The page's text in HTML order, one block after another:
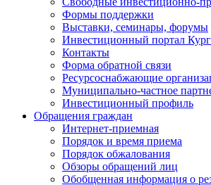
Формы поддержки
Выставки, семинары, форумы
Инвестиционный портал
Контакты
Форма обратной связи
Ресурсоснабжающие
Муниципально-частное
Инвестиционный профиль
Обращения граждан
Интернет-приемная
Порядок и время приема
Порядок обжалования
Обзоры обращений лиц
Обобщенная информация о